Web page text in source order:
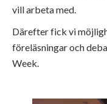
vill arbeta med.
Därefter fick vi
föreläsningar och
Week.